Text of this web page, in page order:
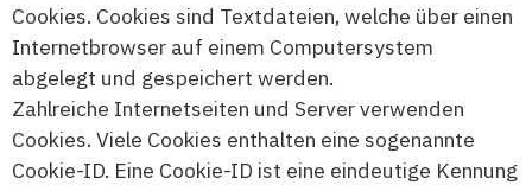
Cookies. Cookies sind Textdateien, welche über einen
Internetbrowser auf einem Computersystem
abgelegt und gespeichert werden.
Zahlreiche Internetseiten und Server verwenden
Cookies. Viele Cookies enthalten eine sogenannte
Cookie-ID. Eine Cookie-ID ist eine eindeutige Kennung